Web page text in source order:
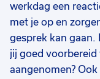
werkdag een
met je op en
gesprek kan gaan.
jij goed
aangenomen?